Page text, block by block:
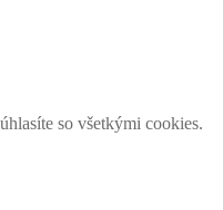
so všetkými cookies.